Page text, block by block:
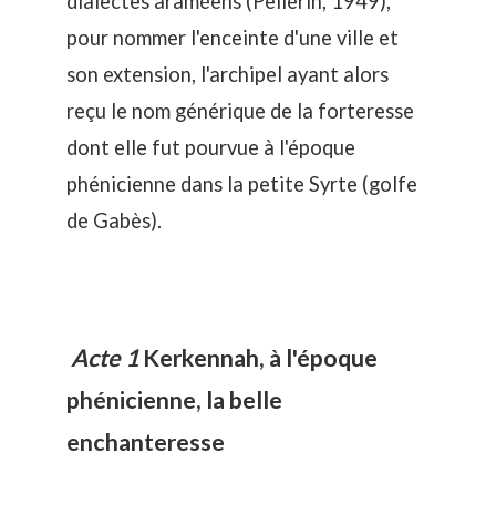
pour nommer l'enceinte d'une ville et
son extension, l'archipel ayant alors
reçu le nom générique de la forteresse
dont elle fut pourvue à l'époque
phénicienne dans la petite Syrte (golfe
de Gabès).
Acte 1Kerkennah, à l'époque
phénicienne, la belle
enchanteresse